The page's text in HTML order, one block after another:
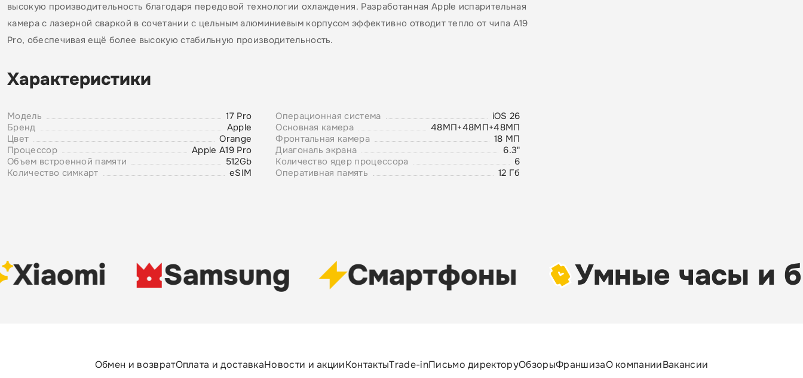
высокую производительность благодаря передовой технологии охлаждения. Разработанная Apple испарительная
камера с лазерной сваркой в сочетании с цельным алюминиевым корпусом эффективно отводит тепло от чипа A19
Pro, обеспечивая ещё более высокую стабильную производительность.
Характеристики
Модель
17 Pro
Бренд
Apple
Цвет
Orange
Процессор
Apple A19 Pro
Объем встроенной памяти
512Gb
Количество симкарт
eSIM
Операционная система
iOS 26
Основная камера
48МП+48МП+48МП
Фронтальная камера
18 MП
Диагональ экрана
6.3"
Количество ядер процессора
6
Оперативная память
12 Гб
Xiaomi Samsung Cмартфоны Умные часы и
Обмен и возвратОплата и доставкаНовости и акцииКонтактыTrade-inПисьмо директоруОбзорыФраншизаО компанииВакансии